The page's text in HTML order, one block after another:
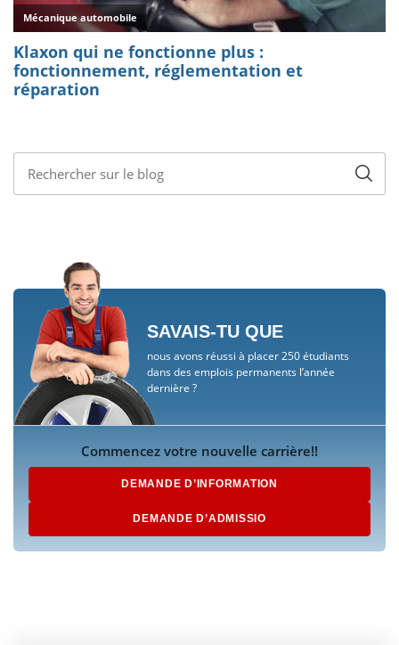
SAVAIS-TU QUE
nous avons réussi à placer 250 étudiants
dans des emplois permanents l’année
dernière ?
Commencez votre nouvelle carrière!!
DEMANDE D’INFORMATION
DEMANDE D’ADMISSIO